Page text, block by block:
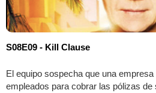
S08E09 - Kill Clause
El equipo sospecha que una
empleados para cobrar las pólizas